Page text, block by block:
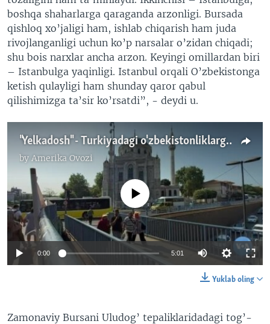
boshqa shaharlarga qaraganda arzonligi. Bursada
qishloq xo’jaligi ham, ishlab chiqarish ham juda
rivojlanganligi uchun ko’p narsalar o’zidan chiqadi;
shu bois narxlar ancha arzon. Keyingi omillardan biri
– Istanbulga yaqinligi. Istanbul orqali O’zbekistonga
ketish qulayligi ham shunday qaror qabul
qilishimizga ta’sir ko’rsatdi”, - deydi u.
"Yelkadosh" - Turkiyadagi o'zbekistonliklarga madad ko'rsatayotgan jamoa
by Amerika Ovozi
No media source currently available
0:00 5:01
Yuklab oling
Zamonaviy Bursani Uludog’ tepaliklaridadagi tog’-